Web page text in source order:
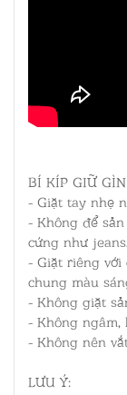
BÍ KÍP GIỮ GÌN
- Giặt tay nhẹ
- Không để
cứng như jeans.
- Giặt riêng với
chung màu
- Không giặt
- Không ngâm,
- Không nên
LƯU Ý: